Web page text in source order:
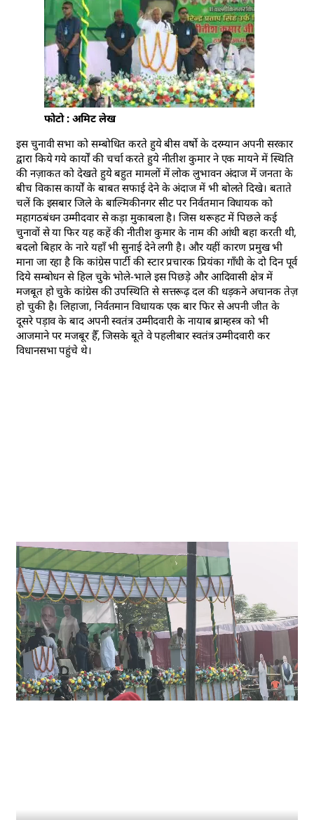
फोटो : अमिट लेख
इस चुनावी सभा को सम्बोधित करते हुये बीस वर्षो के दरम्यान अपनी सरकार
द्वारा किये गये कार्यों की चर्चा करते हुये नीतीश कुमार ने एक मायने में स्थिति
की नज़ाकत को देखते हुये बहुत मामलों में लोक लुभावन अंदाज में जनता के
बीच विकास कार्यों के बाबत सफाई देने के अंदाज में भी बोलते दिखे। बताते
चलें कि इसबार जिले के बाल्मिकीनगर सीट पर निर्वतमान विधायक को
महागठबंधन उम्मीदवार से कड़ा मुकाबला है। जिस थरूहट में पिछले कई
चुनावों से या फिर यह कहें की नीतीश कुमार के नाम की आंधी बहा करती थी,
बदलो बिहार के नारे यहाँ भी सुनाई देने लगी है। और यहीं कारण प्रमुख भी
माना जा रहा है कि कांग्रेस पार्टी की स्टार प्रचारक प्रियंका गाँधी के दो दिन पूर्व
दिये सम्बोधन से हिल चुके भोले-भाले इस पिछड़े और आदिवासी क्षेत्र में
मजबूत हो चुके कांग्रेस की उपस्थिति से सत्तरूढ़ दल की धड़कने अचानक तेज़
हो चुकी है। लिहाजा, निर्वतमान विधायक एक बार फिर से अपनी जीत के
दूसरे पड़ाव के बाद अपनी स्वतंत्र उम्मीदवारी के नायाब ब्राम्हस्त्र को भी
आजमाने पर मजबूर हैँ, जिसके बूते वे पहलीबार स्वतंत्र उम्मीदवारी कर
विधानसभा पहुंचे थे।